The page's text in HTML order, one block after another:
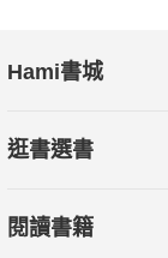
Hami書城
逛書選書
閱讀書籍